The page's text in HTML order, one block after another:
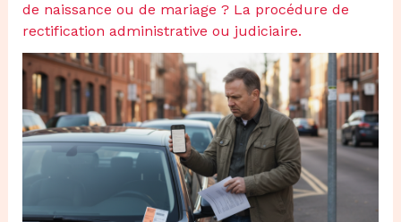
de naissance ou de mariage ? La procédure de
rectification administrative ou judiciaire.